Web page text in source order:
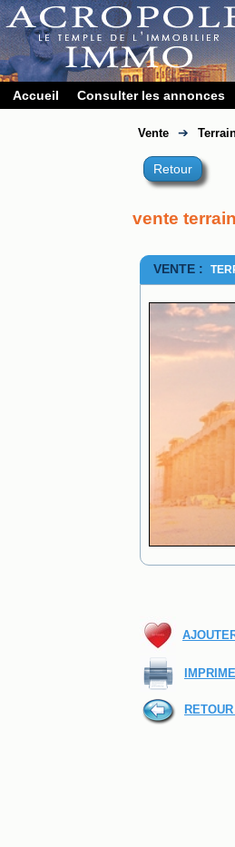
Accueil Consulter les annonces
Vente ➔
Retour
vente
VENTE :